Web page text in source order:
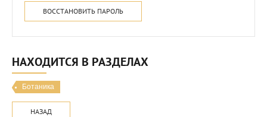
ВОССТАНОВИТЬ ПАРОЛЬ
НАХОДИТСЯ В РАЗДЕЛАХ
Ботаника
НАЗАД